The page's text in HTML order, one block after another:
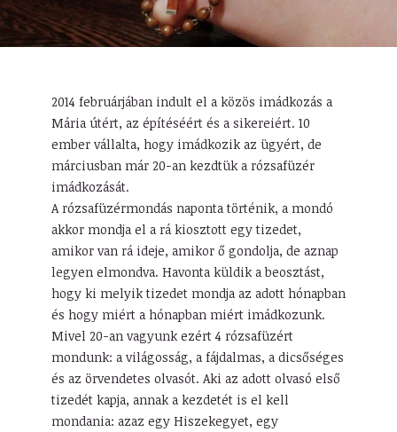
2014 februárjában indult el a közös imádkozás a
Mária útért, az építéséért és a sikereiért. 10
ember vállalta, hogy imádkozik az ügyért, de
márciusban már 20-an kezdtük a rózsafüzér
imádkozását.
A rózsafüzérmondás naponta történik, a mondó
akkor mondja el a rá kiosztott egy tizedet,
amikor van rá ideje, amikor ő gondolja, de aznap
legyen elmondva. Havonta küldik a beosztást,
hogy ki melyik tizedet mondja az adott hónapban
és hogy miért a hónapban miért imádkozunk.
Mivel 20-an vagyunk ezért 4 rózsafüzért
mondunk: a világosság, a fájdalmas, a dicsőséges
és az örvendetes olvasót. Aki az adott olvasó első
tizedét kapja, annak a kezdetét is el kell
mondania: azaz egy Hiszekegyet, egy